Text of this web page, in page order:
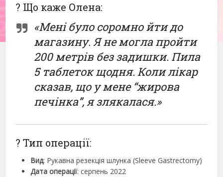
? Що каже Олена:
«Мені було соромно йти до
магазину. Я не могла пройти
200 метрів без задишки. Пила
5 таблеток щодня. Коли лікар
сказав, що у мене “жирова
печінка”, я злякалася.»
? Тип операції:
Вид: Рукавна резекція шлунка (Sleeve Gastrectomy)
Дата операції: серпень 2022